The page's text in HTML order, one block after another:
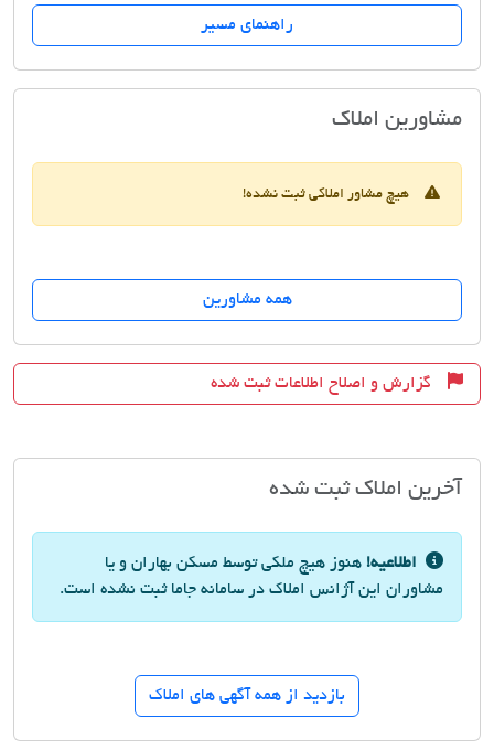
راهنمای مسیر
مشاورین املاکمسکن بهاران
هیچ مشاور املاکی ثبت نشده!
همه مشاورین
گزارش و اصلاح اطلاعات ثبت شده
آخرین املاک ثبت شده
اطلاعیه! هنوز هیچ ملکی توسط مسکن بهاران و یا
مشاوران این آژانس املاک در سامانه جاما ثبت نشده است.
بازدید از همه آگهی های املاک